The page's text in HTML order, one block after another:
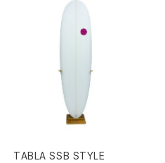
TABLA SSB STYLE